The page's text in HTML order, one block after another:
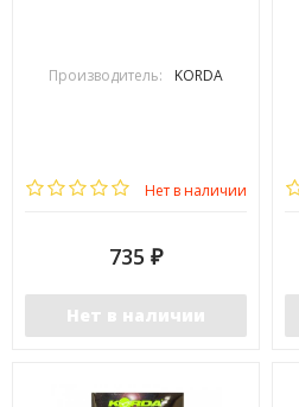
Производитель: KORDA
Нет в наличии
735 ₽
Нет в наличии